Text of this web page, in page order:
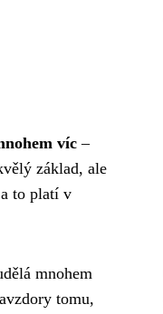
víc –
základ, ale
to platí v
mnohem
tomu,